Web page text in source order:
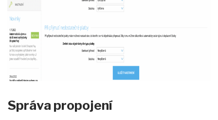
Správa propojení